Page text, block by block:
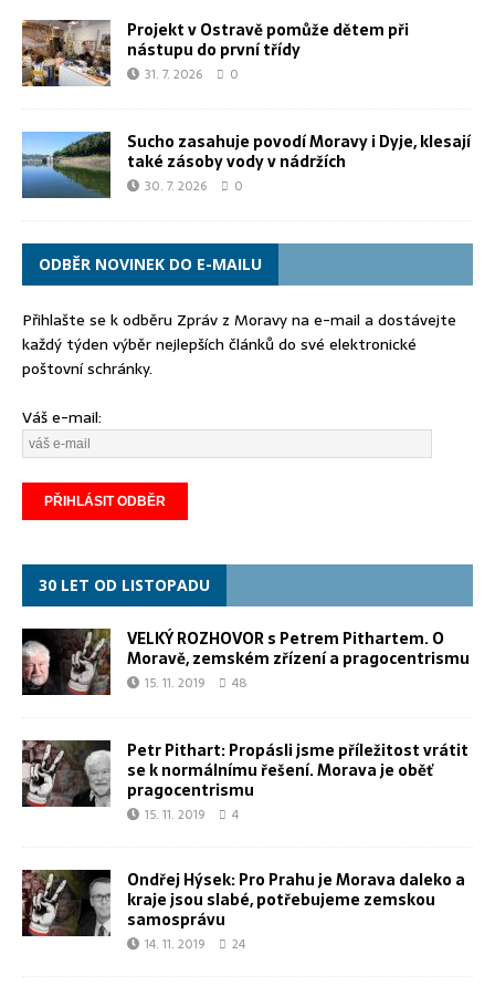
Projekt v Ostravě pomůže dětem při
nástupu do první třídy
31. 7. 2026 0
Sucho zasahuje povodí Moravy i Dyje, klesají
také zásoby vody v nádržích
30. 7. 2026 0
ODBĚR NOVINEK DO E-MAILU
Přihlašte se k odběru Zpráv z Moravy na e-mail a dostávejte
každý týden výběr nejlepších článků do své elektronické
poštovní schránky.
Váš e-mail:
30 LET OD LISTOPADU
VELKÝ ROZHOVOR s Petrem Pithartem. O
Moravě, zemském zřízení a pragocentrismu
15. 11. 2019 48
Petr Pithart: Propásli jsme příležitost vrátit
se k normálnímu řešení. Morava je oběť
pragocentrismu
15. 11. 2019 4
Ondřej Hýsek: Pro Prahu je Morava daleko a
kraje jsou slabé, potřebujeme zemskou
samosprávu
14. 11. 2019 24